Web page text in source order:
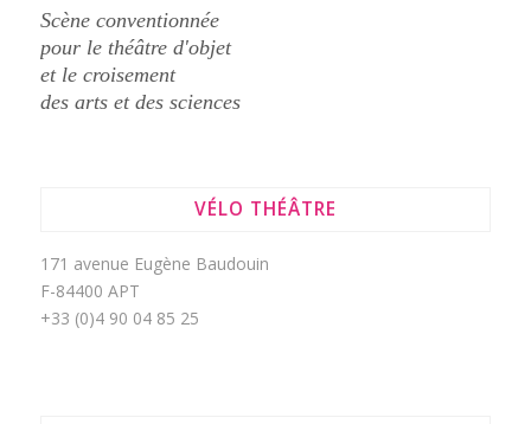
Scène conventionnée
pour le théâtre d'objet
et le croisement
des arts et des sciences
VÉLO THÉÂTRE
171 avenue Eugène Baudouin
F-84400 APT
+33 (0)4 90 04 85 25